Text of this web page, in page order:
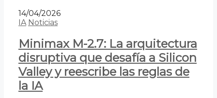
14/04/2026
IA Noticias
Minimax M-2.7: La arquitectura
disruptiva que desafía a Silicon
Valley y reescribe las reglas de
la IA